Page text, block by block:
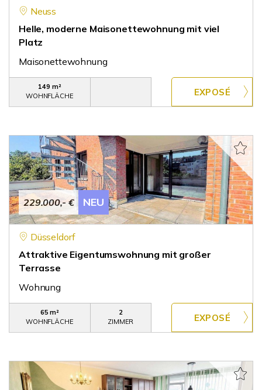
Neuss
Helle, moderne Maisonettewohnung mit viel
Platz
Maisonettewohnung
149 m²
WOHNFLÄCHE
229.000,- € NEU
Düsseldorf
Attraktive Eigentumswohnung mit großer
Terrasse
Wohnung
65 m²
WOHNFLÄCHE
2
ZIMMER